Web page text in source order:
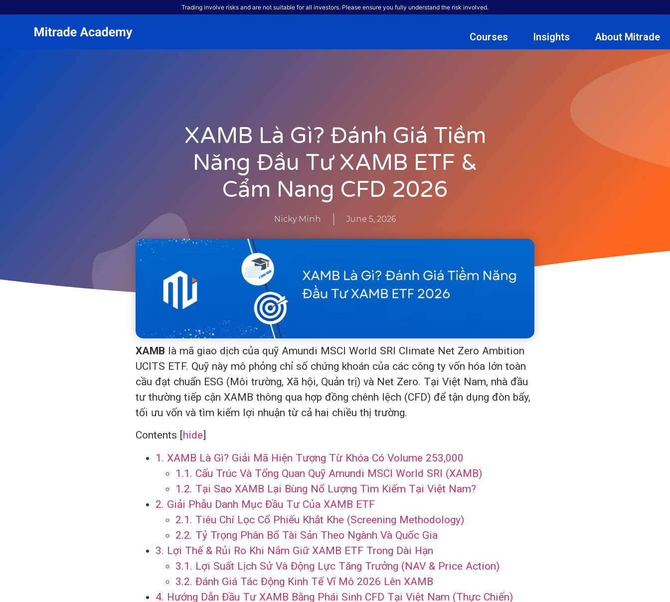
Trading involve risks and are not suitable for all investors. Please ensure you fully understand the risk involved.
Courses Insights About Mitrade
XAMB Là Gì? Đánh Giá Tiềm
Năng Đầu Tư XAMB ETF &
Cẩm Nang CFD 2026
Nicky Minh June 5, 2026
XAMB là mã giao dịch của quỹ Amundi MSCI World SRI Climate Net Zero Ambition
UCITS ETF. Quỹ này mô phỏng chỉ số chứng khoán của các công ty vốn hóa lớn toàn
cầu đạt chuẩn ESG (Môi trường, Xã hội, Quản trị) và Net Zero. Tại Việt Nam, nhà đầu
tư thường tiếp cận XAMB thông qua hợp đồng chênh lệch (CFD) để tận dụng đòn bẩy,
tối ưu vốn và tìm kiếm lợi nhuận từ cả hai chiều thị trường.
Contents [hide]
1. XAMB Là Gì? Giải Mã Hiện Tượng Từ Khóa Có Volume 253,000
1.1. Cấu Trúc Và Tổng Quan Quỹ Amundi MSCI World SRI (XAMB)
1.2. Tại Sao XAMB Lại Bùng Nổ Lượng Tìm Kiếm Tại Việt Nam?
2. Giải Phẫu Danh Mục Đầu Tư Của XAMB ETF
2.1. Tiêu Chí Lọc Cổ Phiếu Khắt Khe (Screening Methodology)
2.2. Tỷ Trọng Phân Bổ Tài Sản Theo Ngành Và Quốc Gia
3. Lợi Thế & Rủi Ro Khi Nắm Giữ XAMB ETF Trong Dài Hạn
3.1. Lợi Suất Lịch Sử Và Động Lực Tăng Trưởng (NAV & Price Action)
3.2. Đánh Giá Tác Động Kinh Tế Vĩ Mô 2026 Lên XAMB
4. Hướng Dẫn Đầu Tư XAMB Bằng Phái Sinh CFD Tại Việt Nam (Thực Chiến)